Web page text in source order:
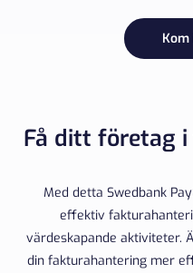
Få ditt företag
Med detta Swedbank
effektiv
värdeskapande aktiviteter.
din fakturahantering mer